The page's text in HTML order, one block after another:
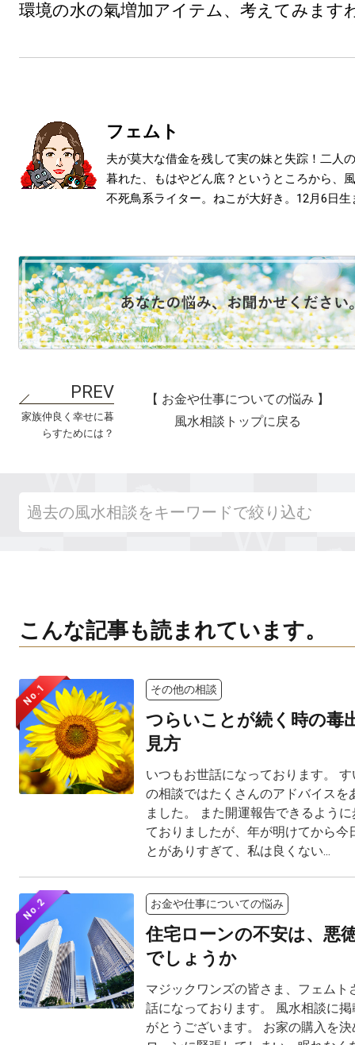
環境の水の氣増加アイテム、考えてみます
フェムト
夫が莫大な借金を残して実の妹と失踪！二人
暮れた、もはやどん底？というところから、
不死鳥系ライター。ねこが大好き。12月6日生
家族仲良く幸せに暮
らすためには？
【 お金や仕事についての悩み 】
風水相談トップに戻る
こんな記事も読まれています。
No.1 その他の相談
つらいことが続く時の毒
見方
いつもお世話になっております。
の相談ではたくさんのアドバイスを
ました。 また開運報告できるよう
ておりましたが、年が明けてから今
とがありすぎて、私は良くない...
No.2 お金や仕事についての悩み
住宅ローンの不安は、悪
でしょうか
マジックワンズの皆さま、フェムト
話になっております。 風水相談に
がとうございます。 お家の購入を